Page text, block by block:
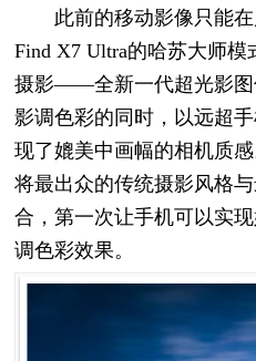
此前的移动影像只能
Find X7 Ultra的哈苏大师
摄影——全新一代超光影图
影调色彩的同时，以远超
现了媲美中画幅的相机质
将最出众的传统摄影风格
合，第一次让手机可以实
调色彩效果。